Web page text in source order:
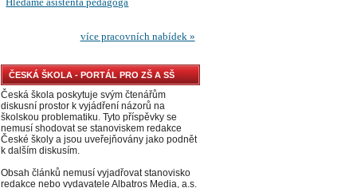
ČESKÁ ŠKOLA - PORTÁL PRO ZŠ A SŠ
Česká škola poskytuje svým čtenářům
diskusní prostor k vyjádření názorů na
školskou problematiku. Tyto příspěvky se
nemusí shodovat se stanoviskem redakce
České školy a jsou uveřejňovány jako podnět
k dalším diskusím.
Obsah článků nemusí vyjadřovat stanovisko
redakce nebo vydavatele Albatros Media, a.s.